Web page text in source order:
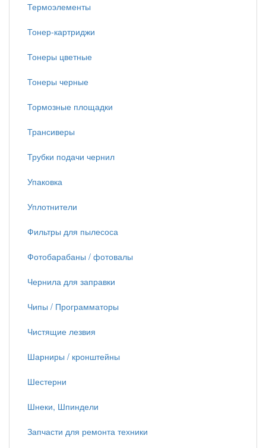
Термоэлементы
Тонер-картриджи
Тонеры цветные
Тонеры черные
Тормозные площадки
Трансиверы
Трубки подачи чернил
Упаковка
Уплотнители
Фильтры для пылесоса
Фотобарабаны / фотовалы
Чернила для заправки
Чипы / Программаторы
Чистящие лезвия
Шарниры / кронштейны
Шестерни
Шнеки, Шпиндели
Запчасти для ремонта техники